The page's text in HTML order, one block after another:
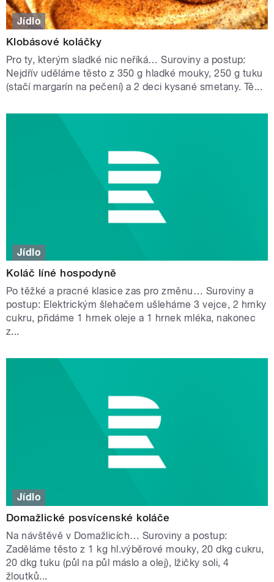
Jídlo
Klobásové koláčky
Pro ty, kterým sladké nic neříká… Suroviny a postup:
Nejdřív uděláme těsto z 350 g hladké mouky, 250 g tuku
(stačí margarín na pečení) a 2 deci kysané smetany. Tě...
Jídlo
Koláč líné hospodyně
Po těžké a pracné klasice zas pro změnu… Suroviny a
postup: Elektrickým šlehačem ušleháme 3 vejce, 2 hrnky
cukru, přidáme 1 hrnek oleje a 1 hrnek mléka, nakonec
z...
Jídlo
Domažlické posvícenské koláče
Na návštěvě v Domažlicích… Suroviny a postup:
Zaděláme těsto z 1 kg hl.výběrové mouky, 20 dkg cukru,
20 dkg tuku (půl na půl máslo a olej), lžičky soli, 4
žloutků...